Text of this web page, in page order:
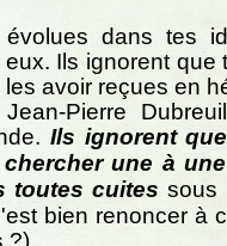
dans tes
Ils ignorent que
avoir reçues en
Pierre
Ils ignorent
une à
toutes cuites sous
bien renoncer à
?).